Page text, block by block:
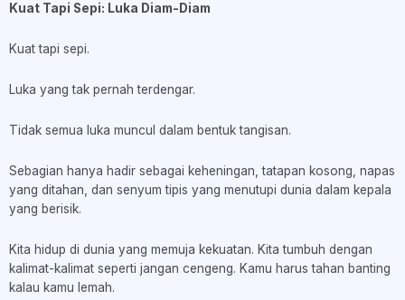
Kuat Tapi Sepi: Luka Diam-Diam
Kuat tapi sepi.
Luka yang tak pernah terdengar.
Tidak semua luka muncul dalam bentuk tangisan.
Sebagian hanya hadir sebagai keheningan, tatapan kosong, napas
yang ditahan, dan senyum tipis yang menutupi dunia dalam kepala
yang berisik.
Kita hidup di dunia yang memuja kekuatan. Kita tumbuh dengan
kalimat-kalimat seperti jangan cengeng. Kamu harus tahan banting
kalau kamu lemah.